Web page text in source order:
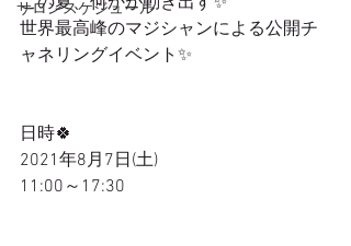
サロンスケジュール
世界最高峰のマジシャンによる公開チ
ャネリングイベント✨
日時🍀
2021年8月7日(土)
11:00～17:30